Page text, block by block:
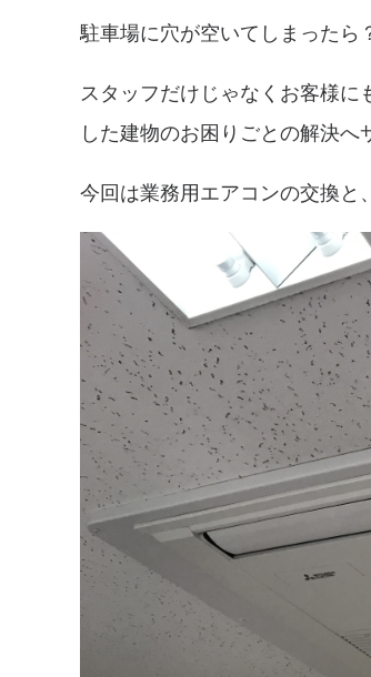
駐車場に穴が空いてしまったら
スタッフだけじゃなくお客様
した建物のお困りごとの解決へ
今回は業務用エアコンの交換と、